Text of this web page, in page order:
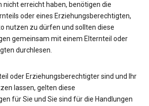
nicht erreicht haben, benötigen die
oder eines Erziehungsberechtigten,
nutzen zu dürfen und sollten diese
gemeinsam mit einem Elternteil oder
durchlesen.
oder Erziehungsberechtigter sind und Ihr
lassen, gelten diese
für Sie und Sie sind für die Handlungen